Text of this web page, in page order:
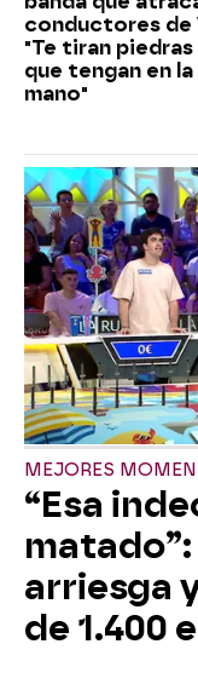
conductores de
"Te tiran piedras
que tengan en la
mano"
MEJORES
“Esa
matado”:
arriesga
de 1.400